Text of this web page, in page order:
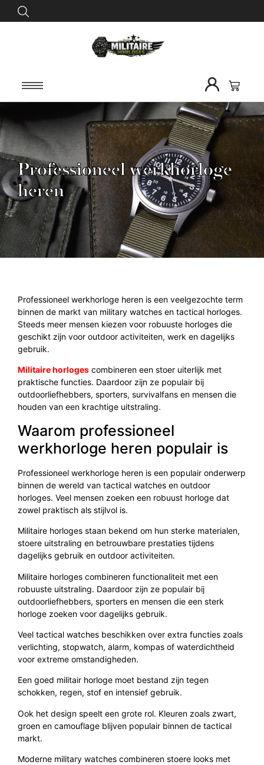
Professioneel werkhorloge
heren
Professioneel werkhorloge heren is een veelgezochte term
binnen de markt van military watches en tactical horloges.
Steeds meer mensen kiezen voor robuuste horloges die
geschikt zijn voor outdoor activiteiten, werk en dagelijks
gebruik.
Militaire horloges combineren een stoer uiterlijk met
praktische functies. Daardoor zijn ze populair bij
outdoorliefhebbers, sporters, survivalfans en mensen die
houden van een krachtige uitstraling.
Waarom professioneel
werkhorloge heren populair is
Professioneel werkhorloge heren is een populair onderwerp
binnen de wereld van tactical watches en outdoor
horloges. Veel mensen zoeken een robuust horloge dat
zowel praktisch als stijlvol is.
Militaire horloges staan bekend om hun sterke materialen,
stoere uitstraling en betrouwbare prestaties tijdens
dagelijks gebruik en outdoor activiteiten.
Militaire horloges combineren functionaliteit met een
robuuste uitstraling. Daardoor zijn ze populair bij
outdoorliefhebbers, sporters en mensen die een sterk
horloge zoeken voor dagelijks gebruik.
Veel tactical watches beschikken over extra functies zoals
verlichting, stopwatch, alarm, kompas of waterdichtheid
voor extreme omstandigheden.
Een goed militair horloge moet bestand zijn tegen
schokken, regen, stof en intensief gebruik.
Ook het design speelt een grote rol. Kleuren zoals zwart,
groen en camouflage blijven populair binnen de tactical
markt.
Moderne military watches combineren stoere looks met